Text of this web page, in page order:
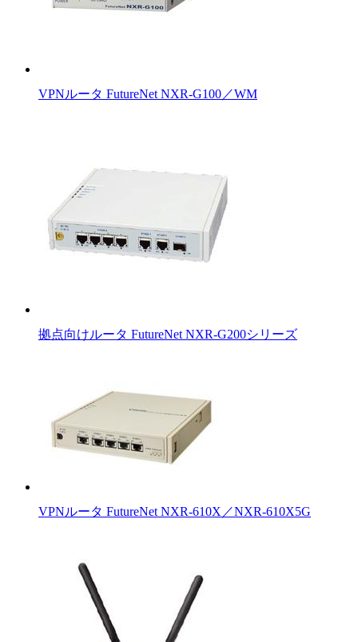
VPNルータ FutureNet NXR-G100／WM
拠点向けルータ FutureNet NXR-G200シリーズ
VPNルータ FutureNet NXR-610X／NXR-610X5G